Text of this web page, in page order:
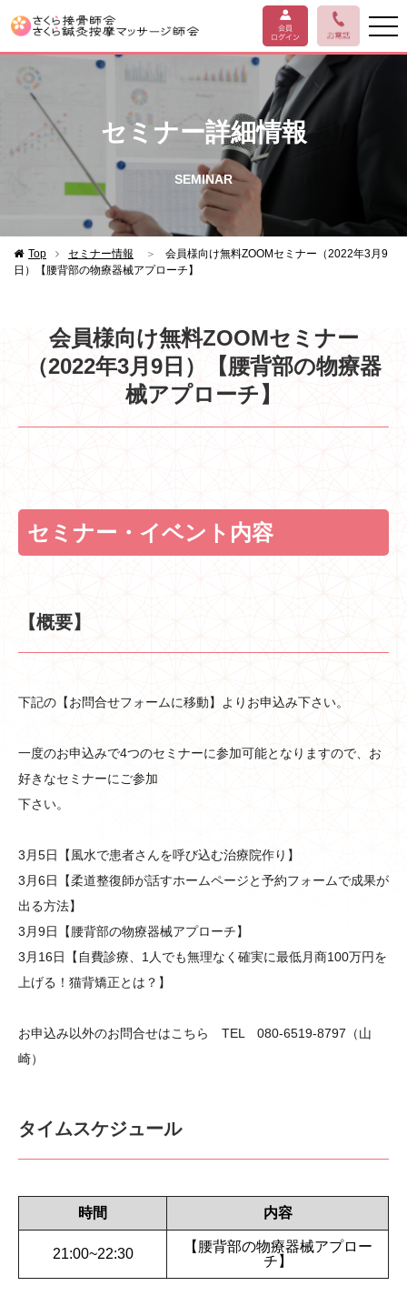
セミナー詳細情報
SEMINAR
Top セミナー情報 ＞
会員様向け無料ZOOMセミナー（2022年3月9
日）【腰背部の物療器械アプローチ】
会員様向け無料ZOOMセミナー
（2022年3月9日）【腰背部の物療器
械アプローチ】
セミナー・イベント内容
【概要】
下記の【お問合せフォームに移動】よりお申込み下さい。
一度のお申込みで4つのセミナーに参加可能となりますので、お
好きなセミナーにご参加
下さい。
3月5日【風水で患者さんを呼び込む治療院作り】
3月6日【柔道整復師が話すホームページと予約フォームで成果が
出る方法】
3月9日【腰背部の物療器械アプローチ】
3月16日【自費診療、1人でも無理なく確実に最低月商100万円を
上げる！猫背矯正とは？】
お申込み以外のお問合せはこちら TEL 080-6519-8797（山
崎）
タイムスケジュール
時間 内容
21:00~22:30
【腰背部の物療器械アプロー
チ】